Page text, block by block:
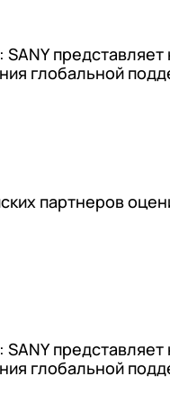
глобальной
партнеров
глобальной